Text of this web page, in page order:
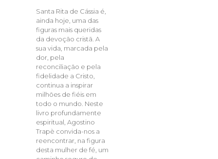
Santa Rita de Cássia é,
ainda hoje, uma das
figuras mais queridas
da devoção cristã. A
sua vida, marcada pela
dor, pela
reconciliação e pela
fidelidade a Cristo,
continua a inspirar
milhões de fiéis em
todo o mundo. Neste
livro profundamente
espiritual, Agostino
Trapè convida-nos a
reencontrar, na figura
desta mulher de fé, um